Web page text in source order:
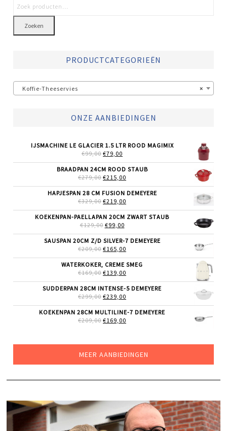
Zoeken
PRODUCTCATEGORIEËN
×
Koffie-Theeservies
ONZE AANBIEDINGEN
IJSMACHINE LE GLACIER 1.5 LTR ROOD MAGIMIX
€99,00 OORSPRONKELIJKE
WAS:
€99,00.
€79,00
IS:
€79,00.
BRAADPAN 24CM ROOD STAUB
€279,00 OORSPRONKELIJKE
WAS:
€279,00.
€215,00
IS:
HAPJESPAN 28 CM FUSION DEMEYERE
€329,00 OORSPRONKELIJKE
WAS:
€329,00.
€219,00
IS:
KOEKENPAN-PAELLAPAN 20CM ZWART STAUB
€129,00 OORSPRONKELIJKE
WAS:
€129,00.
€99,00HUIDIGE
IS:
€99,00.
SAUSPAN 20CM Z/D SILVER-7 DEMEYERE
€209,00 OORSPRONKELIJKE
WAS:
€209,00.
€165,00
IS:
WATERKOKER, CREME SMEG
€169,00 OORSPRONKELIJKE
WAS:
€169,00.
€139,00
IS:
SUDDERPAN 28CM INTENSE-5 DEMEYERE
€299,00 OORSPRONKELIJKE
WAS:
€299,00.
€239,00
IS:
KOEKENPAN 28CM MULTILINE-7 DEMEYERE
€209,00 OORSPRONKELIJKE
€169,00
MEER AANBIEDINGEN